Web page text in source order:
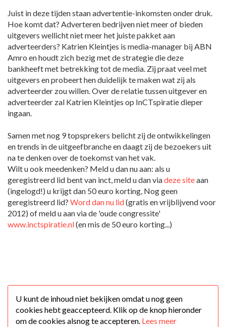
Juist in deze tijden staan advertentie-inkomsten onder druk.
Hoe komt dat? Adverteren bedrijven niet meer of bieden
uitgevers wellicht niet meer het juiste pakket aan
adverteerders? Katrien Kleintjes is media-manager bij ABN
Amro en houdt zich bezig met de strategie die deze
bankheeft met betrekking tot de media. Zij praat veel met
uitgevers en probeert hen duidelijk te maken wat zij als
adverteerder zou willen. Over de relatie tussen uitgever en
adverteerder zal Katrien Kleintjes op InCTspiratie dieper
ingaan.
Samen met nog 9 topsprekers belicht zij de ontwikkelingen
en trends in de uitgeefbranche en daagt zij de bezoekers uit
na te denken over de toekomst van het vak.
Wilt u ook meedenken? Meld u dan nu aan: als u
geregistreerd lid bent van inct, meld u dan viadeze siteaan
(ingelogd!) u krijgt dan 50 euro korting, Nog geen
geregistreerd lid? Word dan nu lid(gratis en vrijblijvend voor
2012) of meld u aan via de 'oude congressite'
www.inctspiratie.nl(en mis de 50 euro korting...)
U kunt de inhoud niet bekijken omdat u nog geen
cookies hebt geaccepteerd. Klik op de knop hieronder
om de cookies alsnog te accepteren. Lees meer